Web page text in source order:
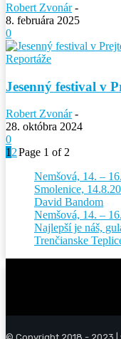
Robert Zvonár -
8. februára 2025
0
Reportáže
Jesenný festival v
Robert Zvonár -
28. októbra 2024
0
1 2Page 1 of 2
Nemšová, 14. –
Smolenice,
David Bandom
Nemšová, 14. –
Najlepší je náš,
Trenčianske